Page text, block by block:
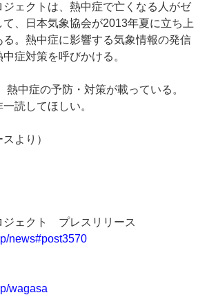
ジェクトは、熱中症で亡くなる人がゼ
、日本気象協会が2013年夏に立ち上
。熱中症に影響する気象情報の発信
症対策を呼びかける。
熱中症の予防・対策が載っている。
読してほしい。
より）
ジェクト プレスリリース
news#post3570
wagasa